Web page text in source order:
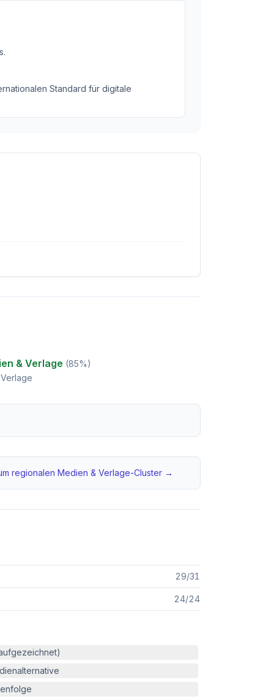
.
Standard für digitale
& Verlage (85%)
regionalen Medien & Verlage-Cluster →
29/31
24/24